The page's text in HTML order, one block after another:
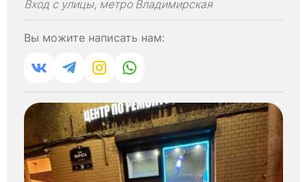
Вход с улицы, метро Владимирская
Вы можите написать нам: